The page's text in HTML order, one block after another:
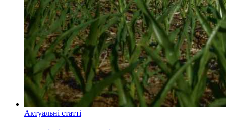
Актуальні статті